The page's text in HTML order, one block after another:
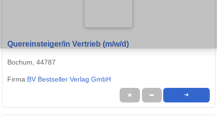
Quereinsteiger/in Vertrieb (m/w/d)
Bochum, 44787
Firma:BV Bestseller Verlag GmbH
★ ➦ ➜